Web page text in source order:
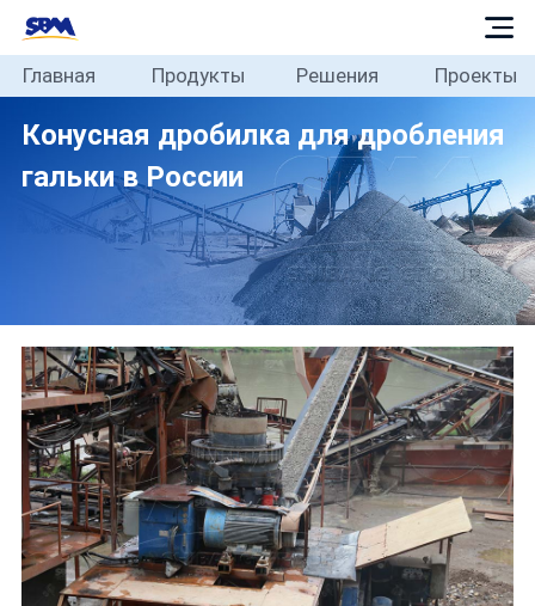
Главная
Решения
Блог
О
нас
Контакты
Главная Продукты Решения Проекты
Конусная дробилка для дробления
гальки в России